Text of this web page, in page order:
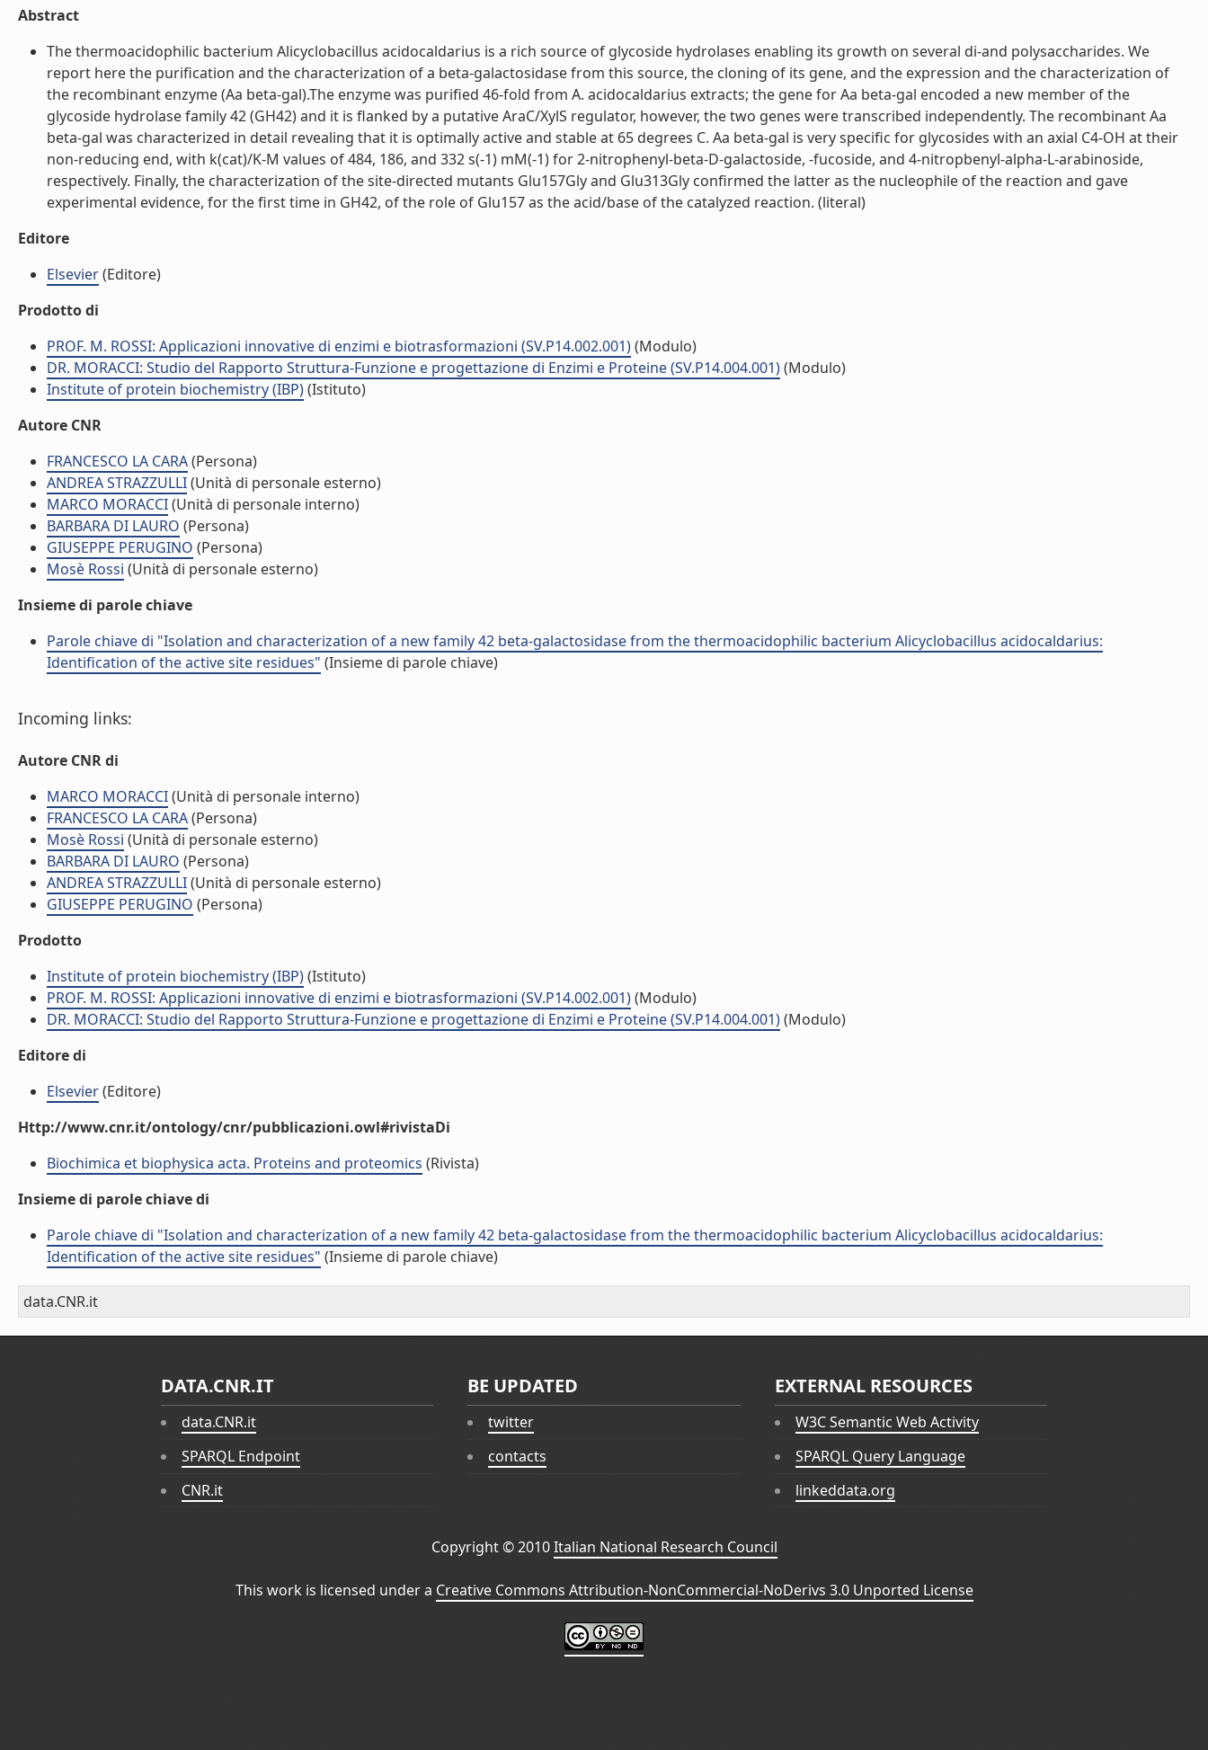
Abstract
The thermoacidophilic bacterium Alicyclobacillus acidocaldarius is a rich source of glycoside hydrolases enabling its growth on several di-and polysaccharides. We
report here the purification and the characterization of a beta-galactosidase from this source, the cloning of its gene, and the expression and the characterization of
the recombinant enzyme (Aa beta-gal).The enzyme was purified 46-fold from A. acidocaldarius extracts; the gene for Aa beta-gal encoded a new member of the
glycoside hydrolase family 42 (GH42) and it is flanked by a putative AraC/XylS regulator, however, the two genes were transcribed independently. The recombinant Aa
beta-gal was characterized in detail revealing that it is optimally active and stable at 65 degrees C. Aa beta-gal is very specific for glycosides with an axial C4-OH at their
non-reducing end, with k(cat)/K-M values of 484, 186, and 332 s(-1) mM(-1) for 2-nitrophenyl-beta-D-galactoside, -fucoside, and 4-nitropbenyl-alpha-L-arabinoside,
respectively. Finally, the characterization of the site-directed mutants Glu157Gly and Glu313Gly confirmed the latter as the nucleophile of the reaction and gave
experimental evidence, for the first time in GH42, of the role of Glu157 as the acid/base of the catalyzed reaction. (literal)
Editore
Elsevier(Editore)
Prodotto di
PROF. M. ROSSI: Applicazioni innovative di enzimi e biotrasformazioni (SV.P14.002.001)(Modulo)
DR. MORACCI: Studio del Rapporto Struttura-Funzione e progettazione di Enzimi e Proteine (SV.P14.004.001)(Modulo)
Institute of protein biochemistry (IBP)(Istituto)
Autore CNR
FRANCESCO LA CARA(Persona)
ANDREA STRAZZULLI(Unità di personale esterno)
MARCO MORACCI(Unità di personale interno)
BARBARA DI LAURO (Persona)
GIUSEPPE PERUGINO (Persona)
Mosè Rossi (Unità di personale esterno)
Insieme di parole chiave
Parole chiave di "Isolation and characterization of a new family 42 beta-galactosidase from the thermoacidophilic bacterium Alicyclobacillus acidocaldarius:
Identification of the active site residues" (Insieme di parole chiave)
Incoming links:
Autore CNR di
MARCO MORACCI(Unità di personale interno)
FRANCESCO LA CARA(Persona)
Mosè Rossi (Unità di personale esterno)
BARBARA DI LAURO (Persona)
ANDREA STRAZZULLI(Unità di personale esterno)
GIUSEPPE PERUGINO (Persona)
Prodotto
Institute of protein biochemistry (IBP)(Istituto)
PROF. M. ROSSI: Applicazioni innovative di enzimi e biotrasformazioni (SV.P14.002.001)(Modulo)
DR. MORACCI: Studio del Rapporto Struttura-Funzione e progettazione di Enzimi e Proteine (SV.P14.004.001)(Modulo)
Editore di
Elsevier(Editore)
Http://www.cnr.it/ontology/cnr/pubblicazioni.owl#rivistaDi
Biochimica et biophysica acta. Proteins and proteomics (Rivista)
Insieme di parole chiave di
Parole chiave di "Isolation and characterization of a new family 42 beta-galactosidase from the thermoacidophilic bacterium Alicyclobacillus acidocaldarius:
Identification of the active site residues" (Insieme di parole chiave)
data.CNR.it
DATA.CNR.IT
data.CNR.it
SPARQL Endpoint
CNR.it
BE UPDATED
twitter
contacts
EXTERNAL RESOURCES
W3C Semantic Web Activity
SPARQL Query Language
linkeddata.org
Copyright © 2010Italian National Research Council
This work is licensed under a Creative Commons Attribution-NonCommercial-NoDerivs 3.0 Unported License